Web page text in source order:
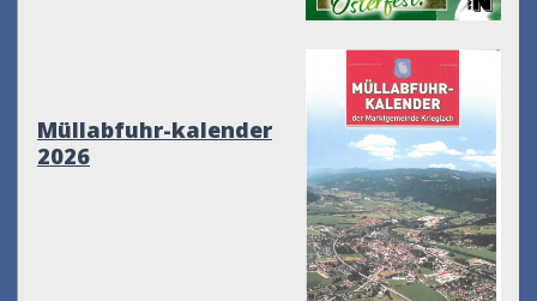
Müllabfuhr-kalender
2026